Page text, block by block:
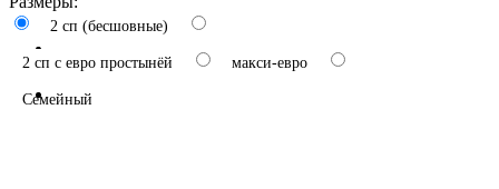
2 сп (бесшовные)
2 сп с евро простынёй макси-евро
Семейный